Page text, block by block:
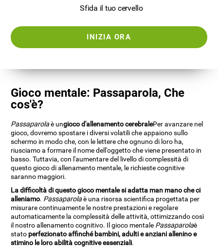
Sfida il tuo cervello
INIZIA ORA
Gioco mentale: Passaparola, Che
cos'è?
Passaparolaè ungioco d'allenamento cerebralePer avanzare nel
gioco, dovremo spostare i diversi volatili che appaiono sullo
schermo in modo che, con le lettere che ognuno di loro ha,
riusciamo a formare il nome dell'oggetto che viene presentato in
basso. Tuttavia, con l'aumentare del livello di complessità di
questo gioco di allenamento mentale, le richieste cognitive
saranno maggiori.
La difficoltà di questo gioco mentale si adatta man mano che ci
alleniamo. Passaparolaè una risorsa scientifica progettata per
misurare continuamente le nostre prestazioni e regolare
automaticamente la complessità delle attività, ottimizzando così
il nostro allenamento cognitivo. Il gioco mentale Passaparolaè
stato perfezionato affinché bambini, adulti e anziani allenino e
stimino le loro abilità cognitive essenziali.